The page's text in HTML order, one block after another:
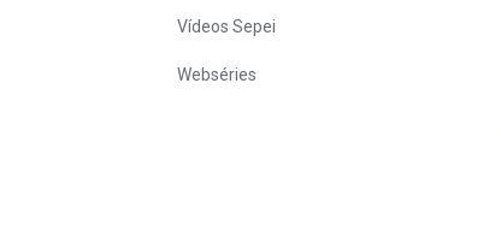
Vídeos Sepei
Webséries